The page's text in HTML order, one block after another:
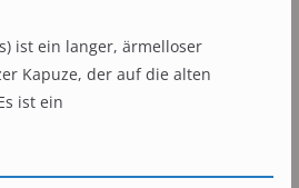
ist ein langer, ärmelloser
Kapuze, der auf die alten
ist ein